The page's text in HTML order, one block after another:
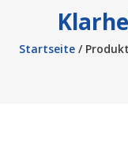
Startseite /